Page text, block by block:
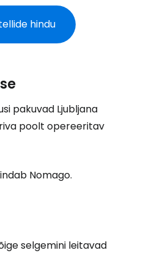
hindu
pakuvad Ljubljana
poolt opereeritav
Nomago.
selgemini leitavad